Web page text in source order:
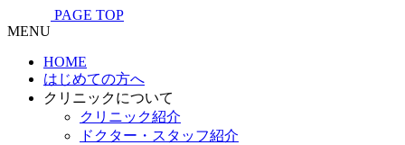
PAGE TOP
MENU
HOME
はじめての方へ
クリニックについて
クリニック紹介
ドクター・スタッフ紹介